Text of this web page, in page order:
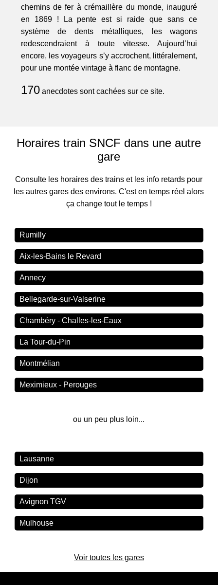
chemins de fer à crémaillère du monde, inauguré
en 1869 ! La pente est si raide que sans ce
système de dents métalliques, les wagons
redescendraient à toute vitesse. Aujourd’hui
encore, les voyageurs s’y accrochent, littéralement,
pour une montée vintage à flanc de montagne.
170anecdotes sont cachées sur ce site.
Horaires train SNCF dans une autre
gare
Consulte les horaires des trains et les info retards pour
les autres gares des environs. C'est en temps réel alors
ça change tout le temps !
Rumilly
Aix-les-Bains le Revard
Annecy
Bellegarde-sur-Valserine
Chambéry - Challes-les-Eaux
La Tour-du-Pin
Montmélian
Meximieux - Perouges
ou un peu plus loin...
Lausanne
Dijon
Avignon TGV
Mulhouse
Voir toutes les gares